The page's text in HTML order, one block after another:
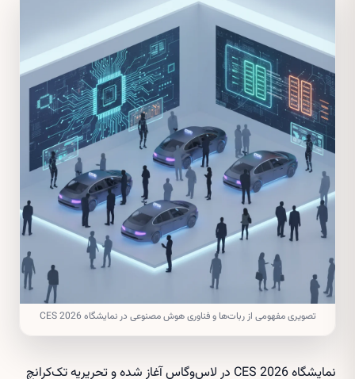
تصویری مفهومی از ربات‌ها و فناوری هوش مصنوعی در نمایشگاه CES 2026
نمایشگاه CES 2026 در لاس‌وگاس آغاز شده و تحریریه تک‌کرانچ